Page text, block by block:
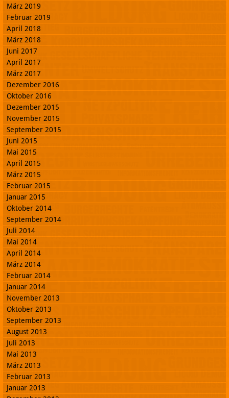
März 2019
Februar 2019
April 2018
März 2018
Juni 2017
April 2017
März 2017
Dezember 2016
Oktober 2016
Dezember 2015
November 2015
September 2015
Juni 2015
Mai 2015
April 2015
März 2015
Februar 2015
Januar 2015
Oktober 2014
September 2014
Juli 2014
Mai 2014
April 2014
März 2014
Februar 2014
Januar 2014
November 2013
Oktober 2013
September 2013
August 2013
Juli 2013
Mai 2013
März 2013
Februar 2013
Januar 2013